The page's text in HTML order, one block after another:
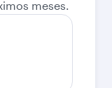
meses.